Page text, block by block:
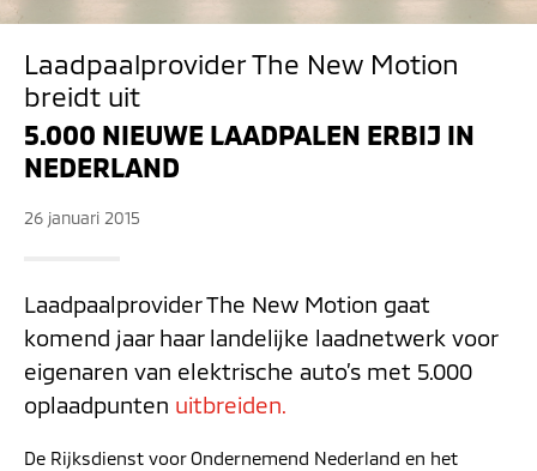
Laadpaalprovider The New Motion
breidt uit
5.000 NIEUWE LAADPALEN ERBIJ IN
NEDERLAND
26 januari 2015
Laadpaalprovider The New Motion gaat
komend jaar haar landelijke laadnetwerk voor
eigenaren van elektrische auto’s met 5.000
oplaadpunten uitbreiden.
De Rijksdienst voor Ondernemend Nederland en het